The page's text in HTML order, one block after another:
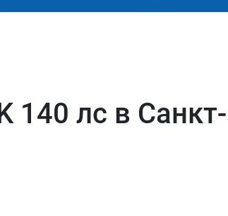
140 лс в Санкт-